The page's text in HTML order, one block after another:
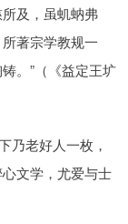
及，虽虮蚋弗
著宗学教规一
。”（《益定王圹
乃老好人一枚，
文学，尤爱与士